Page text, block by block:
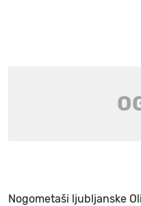
Nogometaši ljubljanske